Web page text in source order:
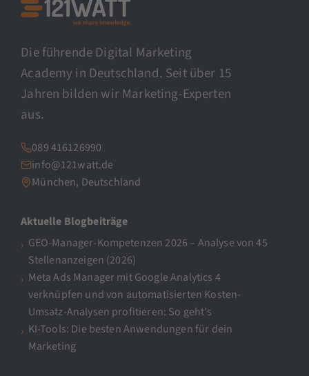
Die führende Digital Marketing
Academy in Deutschland. Seit über 15
Jahren bilden wir Marketing-Experten
aus.
089 416126990
info@121watt.de
München, Deutschland
Aktuelle Blogbeiträge
GEO-Manager-Kompetenzen 2026 – Analyse von 45
Stellenanzeigen (2026)
Meta Ads Manager mit Google Analytics 4
verknüpfen und von automatisierten Kosten-
Umsatz-Analysen profitieren: So geht’s
KI-Tools: Die besten Anwendungen für dein
Marketing